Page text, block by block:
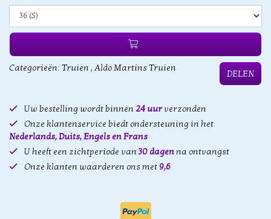
Categorieën: Truien , Aldo Martins Truien
DELEN
Uw bestelling wordt binnen 24 uurverzonden
Onze klantenservice biedt ondersteuning in het
Nederlands, Duits, Engels en Frans
U heeft een zichtperiode van30 dagenna ontvangst
Onze klanten waarderen ons met 9,6